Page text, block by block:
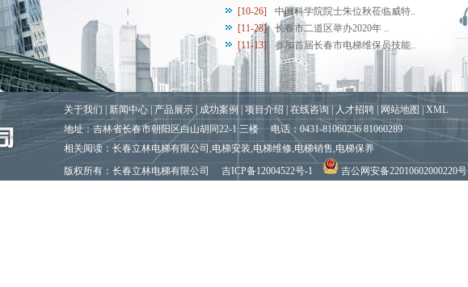
[10-26]
中国科学院院士朱位秋莅临威特..
[11-23]
长春市二道区举办2020年 ..
[11-13]
参加首届长春市电梯维保员技能..
关于我们 新闻中心 产品展示 成功案例 | 项目介绍 在线咨询 人才招聘 网站地图
XML
地址：吉林省长春市朝阳区白山胡同22-1 三楼 电话：0431-81060236 81060289
相关阅读：长春立林电梯有限公司,电梯安装,电梯维修,电梯销售,电梯保养
版权所有 ：长春立林电梯有限公司 吉ICP备12004522号-1
吉公网安备22010602000220号